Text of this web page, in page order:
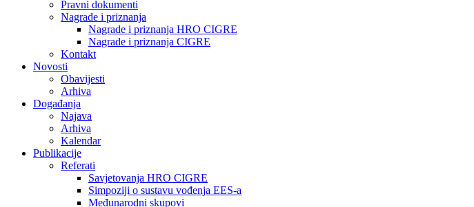
Pravni dokumenti
Nagrade i priznanja
Nagrade i priznanja HRO CIGRE
Nagrade i priznanja CIGRE
Kontakt
Novosti
Obavijesti
Arhiva
Događanja
Najava
Arhiva
Kalendar
Publikacije
Referati
Savjetovanja HRO CIGRE
Simpoziji o sustavu vođenja EES-a
Međunarodni skupovi